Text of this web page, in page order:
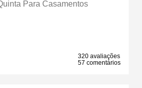
Para Casamentos
320 avaliações
57 comentários